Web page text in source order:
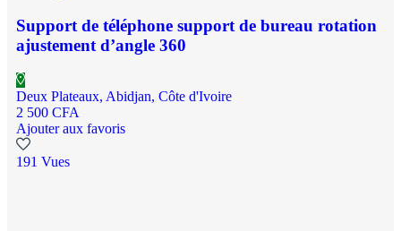
Support de téléphone support de bureau rotation
ajustement d’angle 360
Deux Plateaux, Abidjan, Côte d'Ivoire
2 500 CFA
Ajouter aux favoris
191 Vues